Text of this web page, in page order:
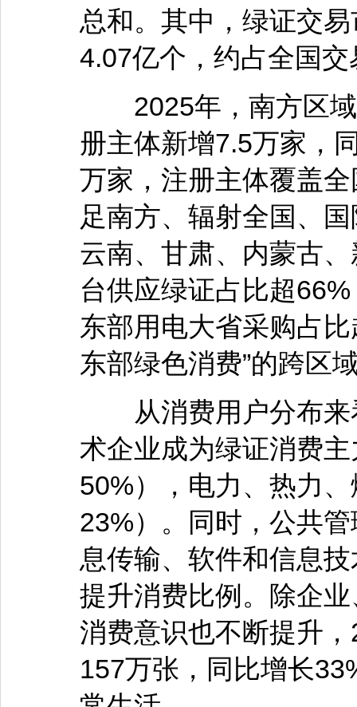
总和。其中，绿证交
4.07亿个，约占全国
2025年，南方区域
册主体新增7.5万家，
万家，注册主体覆盖
足南方、辐射全国、
云南、甘肃、内蒙古
台供应绿证占比超
东部用电大省采购占
东部绿色消费”的跨区
从消费用户分布来
术企业成为绿证消费
50%），电力、热力
23%）。同时，公共
息传输、软件和信息
提升消费比例。除企
消费意识也不断提升
157万张，同比增长